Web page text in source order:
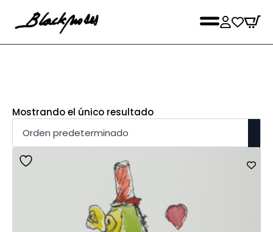
Mostrando el único resultado